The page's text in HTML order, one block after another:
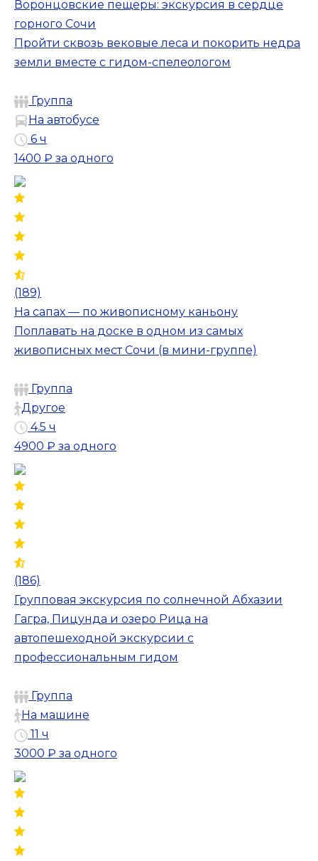
Воронцовские пещеры: экскурсия в сердце
горного Сочи
Пройти сквозь вековые леса и покорить недра
земли вместе с гидом-спелеологом
Группа
На автобусе
6 ч
1400 ₽ за одного
(189)
На сапах — по живописному каньону
Поплавать на доске в одном из самых
живописных мест Сочи (в мини-группе)
Группа
Другое
4.5 ч
4900 ₽ за одного
(186)
Групповая экскурсия по солнечной Абхазии
Гагра, Пицунда и озеро Рица на
автопешеходной экскурсии с
профессиональным гидом
Группа
На машине
11 ч
3000 ₽ за одного